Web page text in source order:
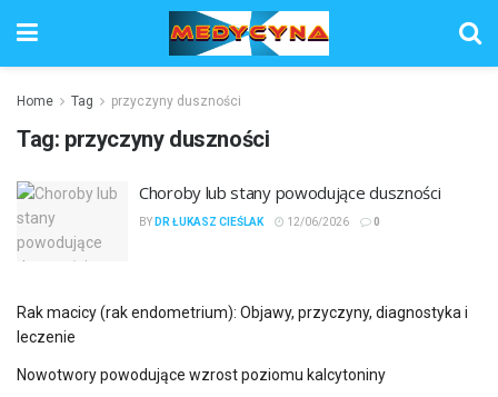
Home Tag przyczyny duszności
Tag: przyczyny duszności
Choroby lub stany powodujące duszności
BY DR ŁUKASZ CIEŚLAK 12/06/2026 0
Rak macicy (rak endometrium): Objawy, przyczyny, diagnostyka i
leczenie
Nowotwory powodujące wzrost poziomu kalcytoniny